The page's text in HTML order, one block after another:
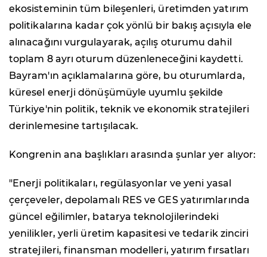
ekosisteminin tüm bileşenleri, üretimden yatırım
politikalarına kadar çok yönlü bir bakış açısıyla ele
alınacağını vurgulayarak, açılış oturumu dahil
toplam 8 ayrı oturum düzenleneceğini kaydetti.
Bayram'ın açıklamalarına göre, bu oturumlarda,
küresel enerji dönüşümüyle uyumlu şekilde
Türkiye'nin politik, teknik ve ekonomik stratejileri
derinlemesine tartışılacak.
Kongrenin ana başlıkları arasında şunlar yer alıyor:
"Enerji politikaları, regülasyonlar ve yeni yasal
çerçeveler, depolamalı RES ve GES yatırımlarında
güncel eğilimler, batarya teknolojilerindeki
yenilikler, yerli üretim kapasitesi ve tedarik zinciri
stratejileri, finansman modelleri, yatırım fırsatları